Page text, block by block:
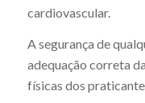
cardiovascular.
A segurança de
adequação correta
físicas dos